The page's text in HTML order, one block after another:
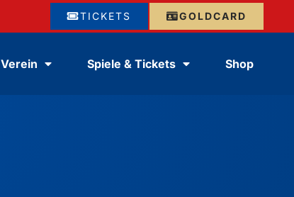
GOLDCARD
TICKETS
Verein Spiele & Tickets Shop